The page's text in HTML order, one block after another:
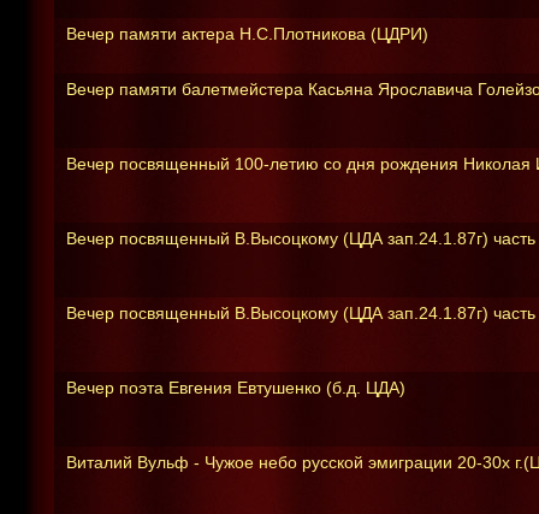
Вечер памяти актера Н.С.Плотникова (ЦДРИ)
Вечер памяти балетмейстера Касьяна Ярославича
Вечер посвященный 100-летию со дня рождения Николая
Вечер посвященный В.Высоцкому (ЦДА зап.24.1.87г) часть
Вечер посвященный В.Высоцкому (ЦДА зап.24.1.87г) часть
Вечер поэта Евгения Евтушенко (б.д. ЦДА)
Виталий Вульф - Чужое небо русской эмиграции 20-30х